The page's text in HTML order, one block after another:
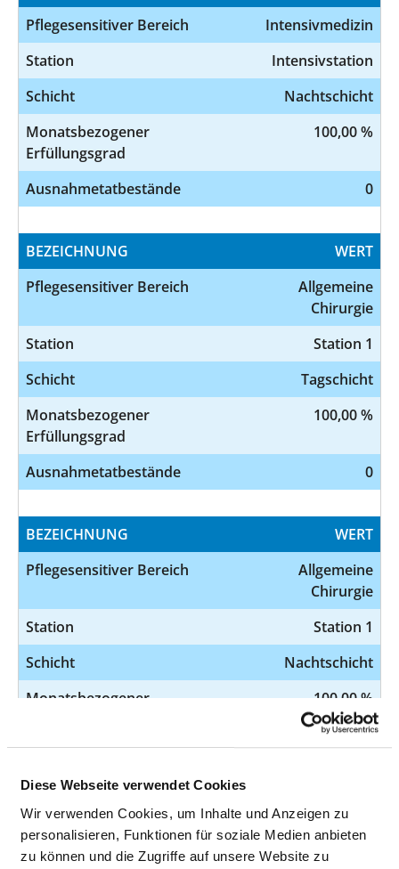
Diese Webseite verwendet Cookies
Wir verwenden Cookies, um Inhalte und Anzeigen zu
personalisieren, Funktionen für soziale Medien anbieten
zu können und die Zugriffe auf unsere Website zu
Pflegesensitiver Bereich
Intensivmedizin
Station
Intensivstation
Schicht
Nachtschicht
Monatsbezogener
Erfüllungsgrad
100,00 %
Ausnahmetatbestände 0
BEZEICHNUNG
WERT
Pflegesensitiver Bereich
Allgemeine
Chirurgie
Station
Station 1
Schicht
Tagschicht
Monatsbezogener
Erfüllungsgrad
100,00 %
Ausnahmetatbestände 0
BEZEICHNUNG
WERT
Pflegesensitiver Bereich
Allgemeine
Chirurgie
Station
Station 1
Schicht
Nachtschicht
Monatsbezogener
100,00 %
BEZEICHNUNG
WERT
Pflegesensitiver Bereich
Allgemeine